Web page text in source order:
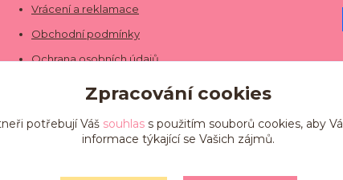
Vrácení a reklamace
Obchodní podmínky
Ochrana osobních údajů
Zpracování cookies
potřebují Váš souhlass použitím souborů cookies, aby
informace týkající se Vašich zájmů.